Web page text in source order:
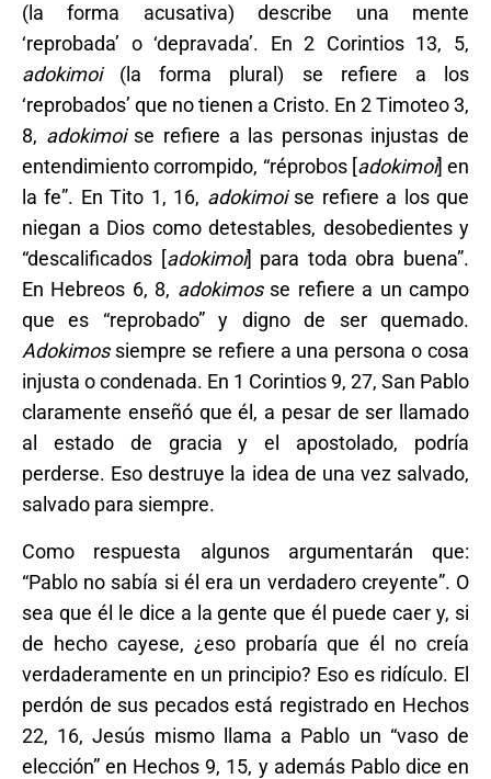
(la forma acusativa) describe una mente
‘reprobada’ o ‘depravada’. En 2 Corintios 13, 5,
adokimoi(la forma plural) se refiere a los
‘reprobados’ que no tienen a Cristo. En 2 Timoteo 3,
8, adokimoise refiere a las personas injustas de
entendimiento corrompido, “réprobos [adokimoi] en
la fe”. En Tito 1, 16, adokimoise refiere a los que
niegan a Dios como detestables, desobedientes y
“descalificados [adokimoi] para toda obra buena”.
En Hebreos 6, 8, adokimosse refiere a un campo
que es “reprobado” y digno de ser quemado.
Adokimos siempre se refiere a una persona o cosa
injusta o condenada. En 1 Corintios 9, 27, San Pablo
claramente enseñó que él, a pesar de ser llamado
al estado de gracia y el apostolado, podría
perderse. Eso destruye la idea de una vez salvado,
salvado para siempre.
Como respuesta algunos argumentarán que:
“Pablo no sabía si él era un verdadero creyente”. O
sea que él le dice a la gente que él puede caer y, si
de hecho cayese, ¿eso probaría que él no creía
verdaderamente en un principio? Eso es ridículo. El
perdón de sus pecados está registrado en Hechos
22, 16, Jesús mismo llama a Pablo un “vaso de
elección” en Hechos 9, 15, y además Pablo dice en